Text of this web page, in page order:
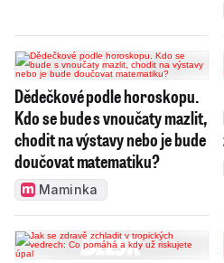
Dědečkové podle horoskopu.
Kdo se bude s vnoučaty mazlit,
chodit na výstavy nebo je bude
doučovat matematiku?
Maminka